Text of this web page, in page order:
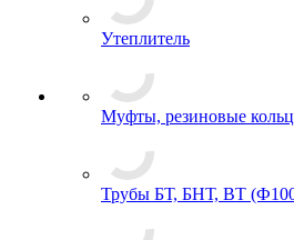
Утеплитель
Муфты, резиновые
Трубы БТ, БНТ, ВТ